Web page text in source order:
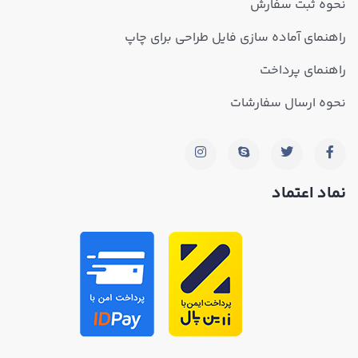
نحوه ثبت سفارش
راهنمای آماده سازی فایل طراحی برای چاپ
راهنمای پرداخت
نحوه ارسال سفارشات
نماد اعتماد